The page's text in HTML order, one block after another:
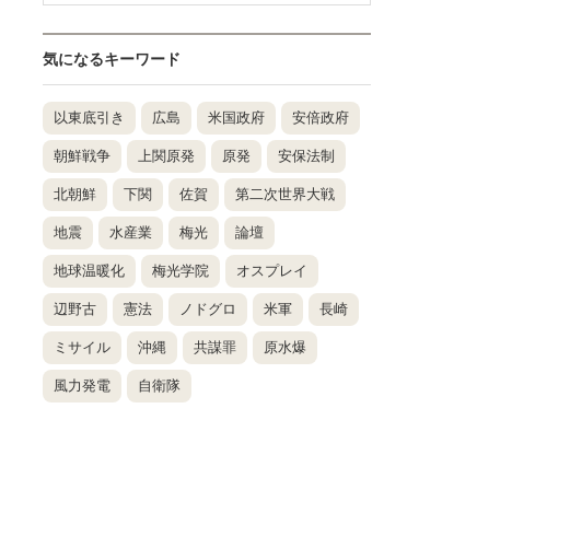
気になるキーワード
以東底引き 広島 米国政府 安倍政府
朝鮮戦争 上関原発 原発 安保法制
北朝鮮 下関 佐賀 第二次世界大戦
地震 水産業 梅光 論壇
地球温暖化 梅光学院 オスプレイ
辺野古 憲法 ノドグロ 米軍 長崎
ミサイル 沖縄 共謀罪 原水爆
風力発電 自衛隊